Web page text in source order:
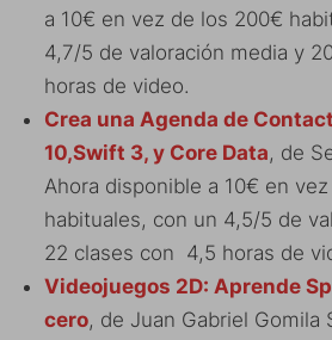
a 10€ en vez de los 200€
4,7/5 de valoración media y
horas de video.
Crea una Agenda de
10,Swift 3, y Core Data, de
Ahora disponible a 10€ en
habituales, con un 4,5/5 de
22 clases con 4,5 horas de
Videojuegos 2D: Aprende
cero, de Juan Gabriel Gomila